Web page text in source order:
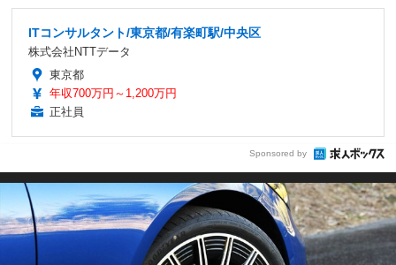
ITコンサルタント/東京都/有楽町駅/中央区
株式会社NTTデータ
東京都
年収700万円～1,200万円
正社員
Sponsored by